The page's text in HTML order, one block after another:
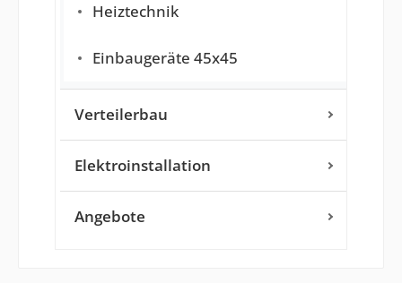
Heiztechnik
Einbaugeräte 45x45
Verteilerbau
Elektroinstallation
Angebote